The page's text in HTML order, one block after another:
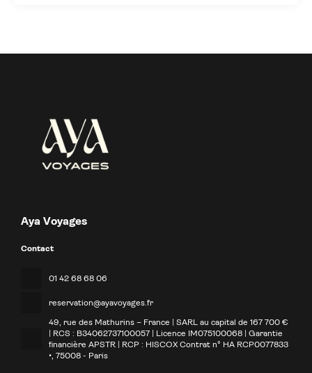
Aya Voyages
Contact
01 42 68 68 06
reservation@ayavoyages.fr
49, rue des Mathurins – France | SARL au capital de 167 700 €
| RCS : B34062737100057 | Licence IM075100068 | Garantie
financière APSTR | RCP : HISCOX Contrat n° HA RCP0077833
• , 75008 - Paris